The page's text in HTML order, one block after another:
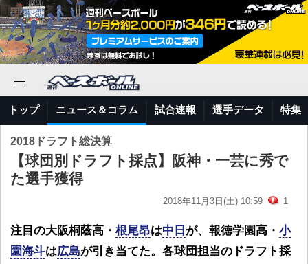
トップ ニュース＆コラム 試合速報 選手データ 特集
2018ドラフト総決算
【球団別ドラフト採点】阪神・一芸に秀で
た選手獲得
2018年11月3日(土) 10:59 1
注目の大阪桐蔭高・ 根尾昂は中日 が、報徳学園高・ 小
園海斗は広島が引き当てた。各球団担当のドラフト採